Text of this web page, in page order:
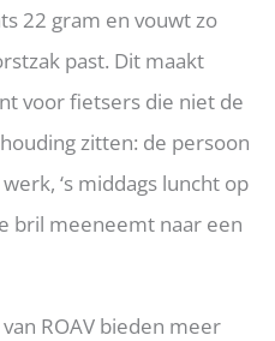
22 gram en vouwt zo
past. Dit maakt
voor fietsers die niet de
zitten: de persoon
‘s middags luncht op
bril meeneemt naar een
ROAV bieden meer